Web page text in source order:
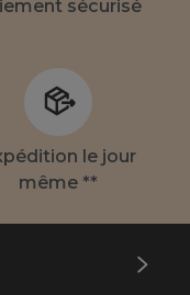
sécurisé
le jour
même **